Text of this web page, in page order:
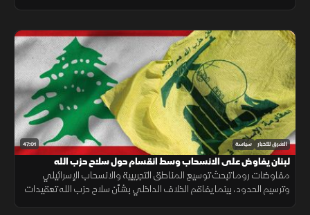
47:01 الشرق للأخبار سياسة
لبنان يفاوض على الانسحاب وسط انقسام حول سلاح حزب الله
مفاوضات روما تبحث توسيع المناطق التجريبية والانسحاب الإسرائيلي
وترسيم الحدود، بينما يفاقم الخلاف الداخلي بشأن سلاح حزب الله تعقيدات